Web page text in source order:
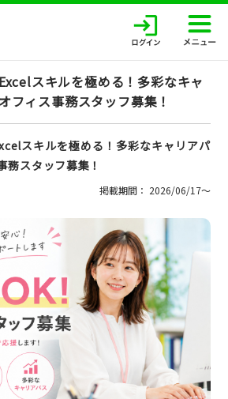
スキルを極める！多彩なキャ
フィス事務スタッフ募集！
スキルを極める！多彩なキャリアパ
務スタッフ募集！
掲載期間： 2026/06/17〜